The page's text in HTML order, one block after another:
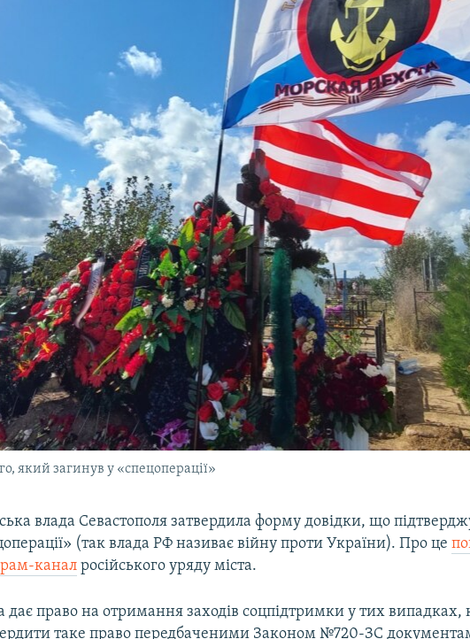
який загинув у «спецоперації»
влада Севастополя затвердила форму довідки, що
(так влада РФ називає війну проти України). Про це
канал російського уряду міста.
дає право на отримання заходів соцпідтримки у тих випадках,
таке право передбаченими Законом №720-ЗС